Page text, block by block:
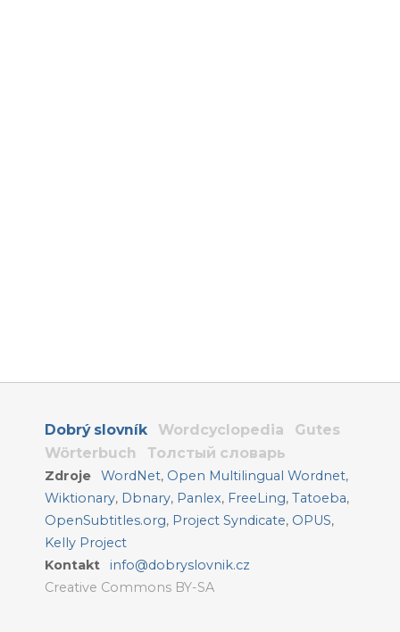
Dobrý slovník Wordcyclopedia
Gutes
Wörterbuch
Толстый словарь
Zdroje WordNet, Open Multilingual Wordnet,
Wiktionary, Dbnary, Panlex, FreeLing, Tatoeba,
OpenSubtitles.org, Project Syndicate, OPUS,
Kelly Project
Kontakt
info@dobryslovnik.cz
Creative Commons BY-SA